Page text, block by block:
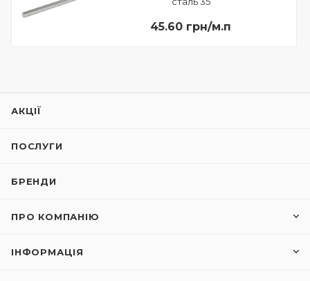
45.60 грн/м.п
АКЦІЇ
ПОСЛУГИ
БРЕНДИ
ПРО КОМПАНІЮ
ІНФОРМАЦІЯ